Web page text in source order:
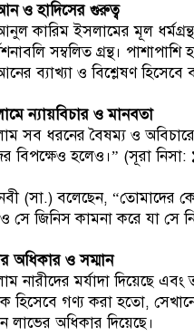
ও হাদিসের গুরুত্ব
কারিম ইসলামের মূল
সম্বলিত গ্রন্থ।
ব্যাখ্যা ও বিশ্লেষণ
ন্যায়বিচার ও মানবতা
সব ধরনের বৈষম্য ও
বিপক্ষেও হলেও।” (সূরা
(সা.) বলেছেন, “তোমাদের
সে জিনিস কামনা করে যা সে
অধিকার ও সম্মান
নারীদের মর্যাদা দিয়েছে
হিসেবে গণ্য করা হতো,
লাভের অধিকার দিয়েছে।